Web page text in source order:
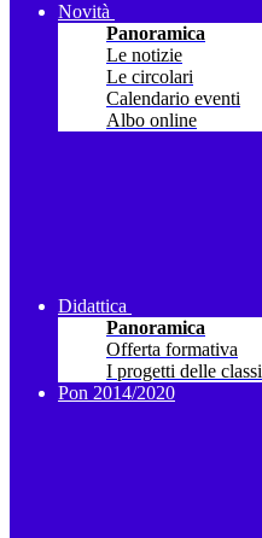
Novità
Panoramica
Le notizie
Le circolari
Calendario eventi
Albo online
Didattica
Panoramica
Offerta formativa
I progetti delle classi
Pon 2014/2020